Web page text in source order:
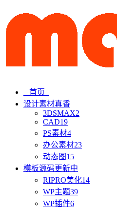
首页
设计素材真香
3DSMAX2
CAD19
PS素材4
办公素材23
动态图 15
模板源码更新中
RIPRO美化14
WP主题39
WP插件6